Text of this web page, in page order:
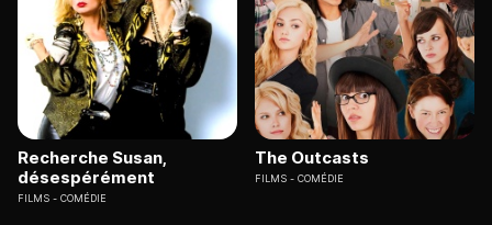
Recherche Susan,
désespérément
FILMS COMÉDIE
The Outcasts
FILMS COMÉDIE